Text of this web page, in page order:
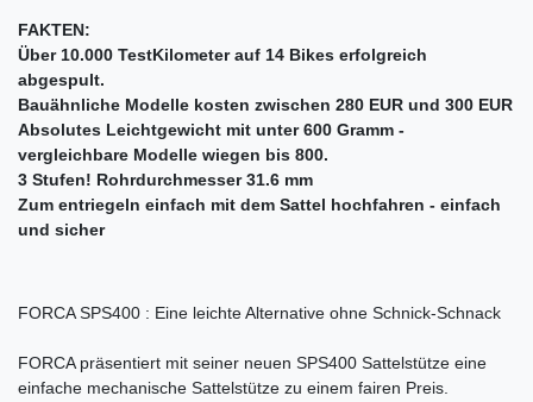
FAKTEN:
Über 10.000 TestKilometer auf 14 Bikes erfolgreich
abgespult.
Bauähnliche Modelle kosten zwischen 280 EUR und 300 EUR
Absolutes Leichtgewicht mit unter 600 Gramm -
vergleichbare Modelle wiegen bis 800.
3 Stufen! Rohrdurchmesser 31.6 mm
Zum entriegeln einfach mit dem Sattel hochfahren - einfach
und sicher
FORCA SPS400 : Eine leichte Alternative ohne Schnick-Schnack
FORCA präsentiert mit seiner neuen SPS400 Sattelstütze eine
einfache mechanische Sattelstütze zu einem fairen Preis.